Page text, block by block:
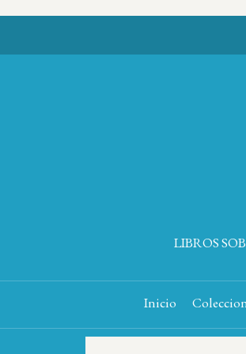
LIBROS
Inicio